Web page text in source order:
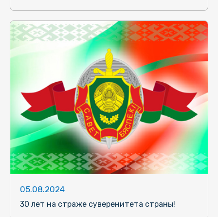
05.08.2024
30 лет на страже суверенитета страны!